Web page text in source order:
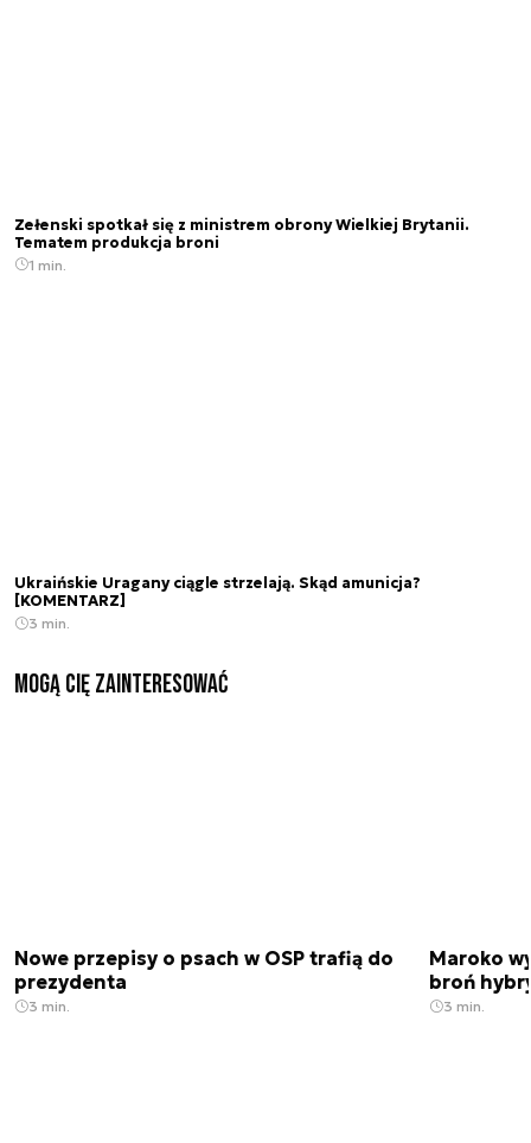
Zełenski spotkał się z ministrem obrony Wielkiej Brytanii.
Tematem produkcja broni
1 min.
Ukraińskie Uragany ciągle strzelają. Skąd amunicja?
[KOMENTARZ]
3 min.
Mogą Cię zainteresować
Nowe przepisy o psach w OSP trafią do
prezydenta
3 min.
Maroko
broń
3 min.